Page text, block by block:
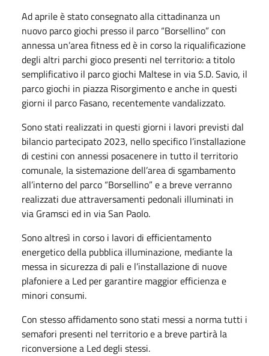
Ad aprile è stato consegnato alla cittadinanza un
nuovo parco giochi presso il parco “Borsellino” con
annessa un’area fitness ed è in corso la riqualificazione
degli altri parchi gioco presenti nel territorio: a titolo
semplificativo il parco giochi Maltese in via S.D. Savio, il
parco giochi in piazza Risorgimento e anche in questi
giorni il parco Fasano, recentemente vandalizzato.
Sono stati realizzati in questi giorni i lavori previsti dal
bilancio partecipato 2023, nello specifico l’installazione
di cestini con annessi posacenere in tutto il territorio
comunale, la sistemazione dell’area di sgambamento
all’interno del parco “Borsellino” e a breve verranno
realizzati due attraversamenti pedonali illuminati in
via Gramsci ed in via San Paolo.
Sono altresì in corso i lavori di efficientamento
energetico della pubblica illuminazione, mediante la
messa in sicurezza di pali e l’installazione di nuove
plafoniere a Led per garantire maggior efficienza e
minori consumi.
Con stesso affidamento sono stati messi a norma tutti i
semafori presenti nel territorio e a breve partirà la
riconversione a Led degli stessi.